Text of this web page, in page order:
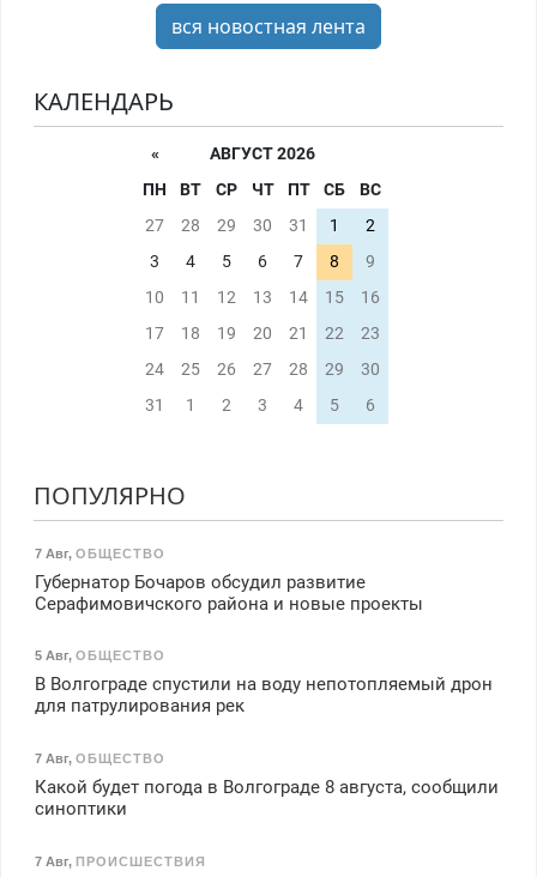
вся новостная лента
КАЛЕНДАРЬ
«
АВГУСТ 2026
ПН
ВТ СР ЧТ ПТ СБ
ВС
27
28 29 30 31 1
2
3
4 5 6 7 8
9
10
11 12 13 14 15
16
17
18 19 20 21 22
23
24
25 26 27 28 29
30
31
1 2 3 4 5 6
ПОПУЛЯРНО
7 Авг, ОБЩЕСТВО
Губернатор Бочаров обсудил развитие
Серафимовичского района и новые проекты
5 Авг, ОБЩЕСТВО
В Волгограде спустили на воду непотопляемый дрон
для патрулирования рек
7 Авг, ОБЩЕСТВО
Какой будет погода в Волгограде 8 августа, сообщили
синоптики
7 Авг, ПРОИСШЕСТВИЯ